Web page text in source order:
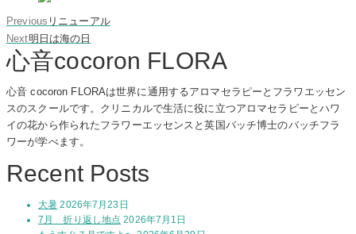
Previous Previous
post:
リニューアル
NextNext
post:
明日は海の日
心音cocoron FLORA
心音 cocoron FLORAは世界に通用するアロマセラピーとフラワエッセン
スのスクールです。クリニカルで生活に役に立つアロマセラピーとハワ
イの花から作られたフラワーエッセンスと英国バッチ博士のバッチフラ
ワーが学べます。
Recent Posts
大暑 2026年7月23日
7月 折り返し地点 2026年7月1日